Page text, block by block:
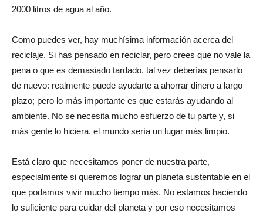
2000 litros de agua al año.
Como puedes ver, hay muchísima información acerca del
reciclaje. Si has pensado en reciclar, pero crees que no vale la
pena o que es demasiado tardado, tal vez deberías pensarlo
de nuevo: realmente puede ayudarte a ahorrar dinero a largo
plazo; pero lo más importante es que estarás ayudando al
ambiente. No se necesita mucho esfuerzo de tu parte y, si
más gente lo hiciera, el mundo sería un lugar más limpio.
Está claro que necesitamos poner de nuestra parte,
especialmente si queremos lograr un planeta sustentable en el
que podamos vivir mucho tiempo más. No estamos haciendo
lo suficiente para cuidar del planeta y por eso necesitamos